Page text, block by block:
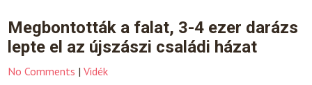
Megbontották a falat, 3-4 ezer darázs
lepte el az újszászi családi házat
No Comments |Vidék